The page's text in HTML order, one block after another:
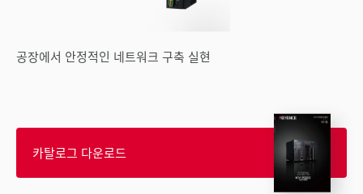
공장에서 안정적인 네트워크 구축 실현
카탈로그 다운로드